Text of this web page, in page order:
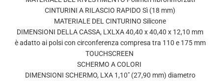
CINTURINI A RILASCIO RAPIDO Sì (18 mm)
MATERIALE DEL CINTURINO Silicone
DIMENSIONI DELLA CASSA, LXLXA 40,40 x 40,40 x 12,10 mm
è adatto ai polsi con circonferenza compresa tra 110 e 175 mm
TOUCHSCREEN
SCHERMO A COLORI
DIMENSIONI SCHERMO, LXA 1,10″ (27,90 mm) diametro